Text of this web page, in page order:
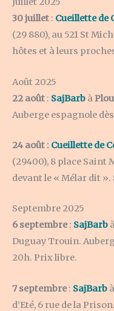
30 juillet : Cueillette de
(29 880), au 521 St
hôtes et à leurs
Août 2025
22 août : SajBarb à
Auberge espagnole
24 août : Cueillette de
(29400), 8 place Saint
devant le « Mélar dit
Septembre 2025
6 septembre: SajBarb
Duguay Trouin.
20h. Prix libre.
7 septembre: SajBarb à
d’Eté, 6 rue de la